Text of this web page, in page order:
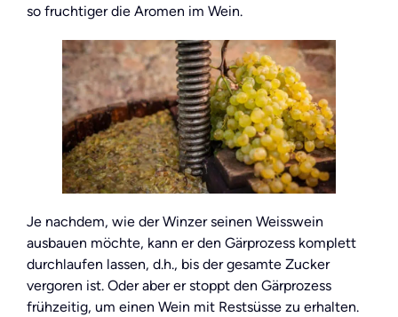
so fruchtiger die Aromen im Wein.
Je nachdem, wie der Winzer seinen Weisswein
ausbauen möchte, kann er den Gärprozess komplett
durchlaufen lassen, d.h., bis der gesamte Zucker
vergoren ist. Oder aber er stoppt den Gärprozess
frühzeitig, um einen Wein mit Restsüsse zu erhalten.